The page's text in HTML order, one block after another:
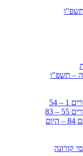
– תשפ"ו
54
– 83
קורונה